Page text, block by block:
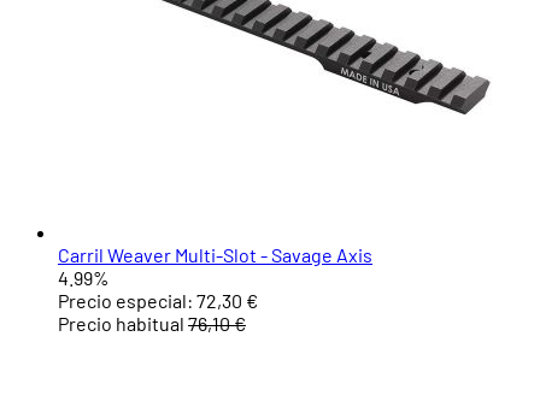
Carril Weaver Multi-Slot - Savage Axis
4.99%
Precio especial: 72,30 €
Precio habitual 76,10 €